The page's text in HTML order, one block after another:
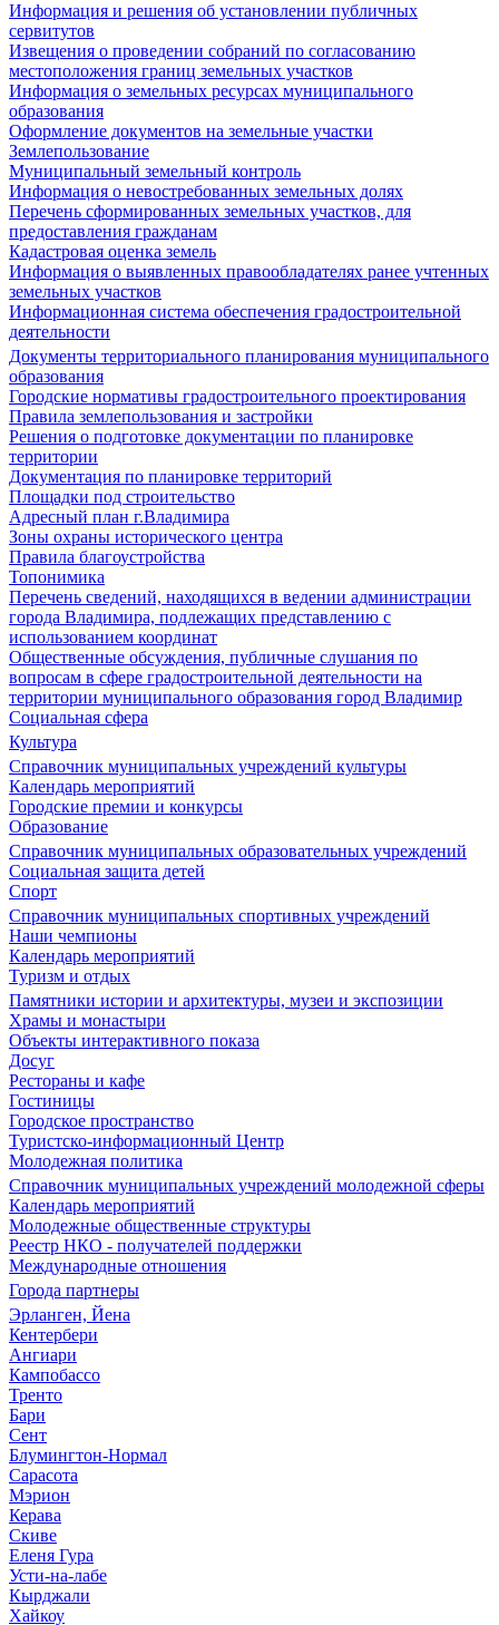
Информация и решения об установлении публичных
сервитутов
Извещения о проведении собраний по согласованию
местоположения границ земельных участков
Информация о земельных ресурсах муниципального
образования
Оформление документов на земельные участки
Землепользование
Муниципальный земельный контроль
Информация о невостребованных земельных долях
Перечень сформированных земельных участков, для
предоставления гражданам
Кадастровая оценка земель
Информация о выявленных правообладателях ранее учтенных
земельных участков
Информационная система обеспечения градостроительной
деятельности
Документы территориального планирования муниципального
образования
Городские нормативы градостроительного проектирования
Правила землепользования и застройки
Решения о подготовке документации по планировке
территории
Документация по планировке территорий
Площадки под строительство
Адресный план г.Владимира
Зоны охраны исторического центра
Правила благоустройства
Топонимика
Перечень сведений, находящихся в ведении администрации
города Владимира, подлежащих представлению с
использованием координат
Общественные обсуждения, публичные слушания по
вопросам в сфере градостроительной деятельности на
территории муниципального образования город Владимир
Социальная сфера
Культура
Справочник муниципальных учреждений культуры
Календарь мероприятий
Городские премии и конкурсы
Образование
Справочник муниципальных образовательных учреждений
Социальная защита детей
Спорт
Справочник муниципальных спортивных учреждений
Наши чемпионы
Календарь мероприятий
Туризм и отдых
Памятники истории и архитектуры, музеи и экспозиции
Храмы и монастыри
Объекты интерактивного показа
Досуг
Рестораны и кафе
Гостиницы
Городское пространство
Туристско-информационный Центр
Молодежная политика
Справочник муниципальных учреждений молодежной сферы
Календарь мероприятий
Молодежные общественные структуры
Реестр НКО - получателей поддержки
Международные отношения
Города партнеры
Эрланген, Йена
Кентербери
Ангиари
Кампобассо
Тренто
Бари
Сент
Блумингтон-Нормал
Сарасота
Мэрион
Керава
Скиве
Еленя Гура
Усти-на-лабе
Кырджали
Хайкоу